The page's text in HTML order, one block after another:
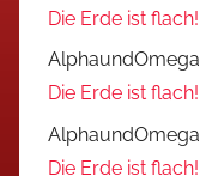
Die Erde ist flach!
AlphaundOmega
Die Erde ist flach!
AlphaundOmega
Die Erde ist flach!